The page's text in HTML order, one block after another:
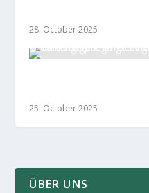
28. October 2025
25. October 2025
ÜBER UNS